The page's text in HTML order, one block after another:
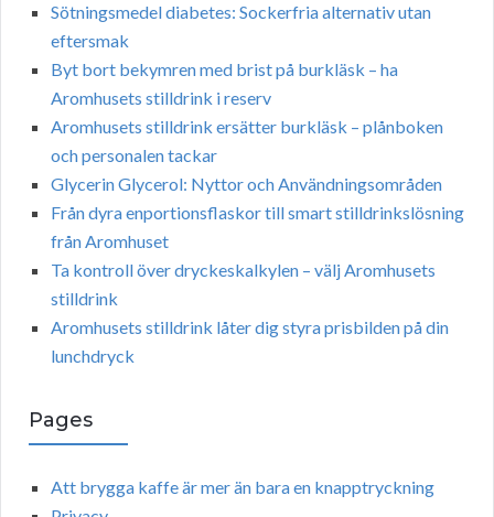
Sötningsmedel diabetes: Sockerfria alternativ utan
eftersmak
Byt bort bekymren med brist på burkläsk – ha
Aromhusets stilldrink i reserv
Aromhusets stilldrink ersätter burkläsk – plånboken
och personalen tackar
Glycerin Glycerol: Nyttor och Användningsområden
Från dyra enportionsflaskor till smart stilldrinkslösning
från Aromhuset
Ta kontroll över dryckeskalkylen – välj Aromhusets
stilldrink
Aromhusets stilldrink låter dig styra prisbilden på din
lunchdryck
Pages
Att brygga kaffe är mer än bara en knapptryckning